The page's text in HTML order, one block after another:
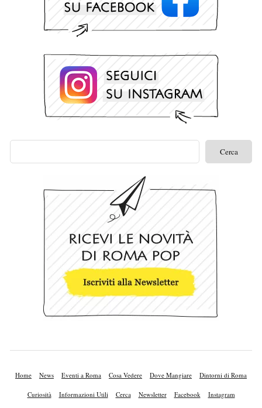
Home News Eventi a Roma Cosa Vedere Dove Mangiare Dintorni di Roma
Curiosità Informazioni Utili Cerca Newsletter Facebook Instagram